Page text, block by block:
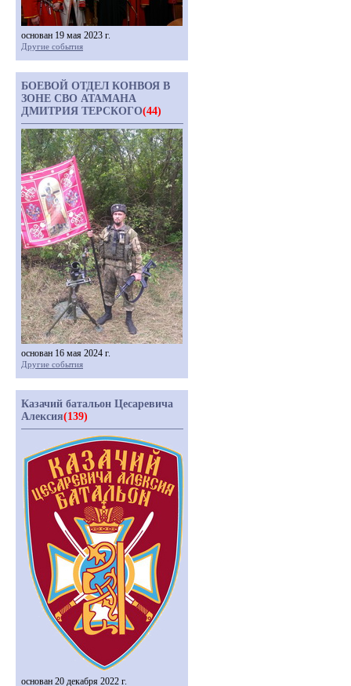
основан 19 мая 2023 г.
Другие события
БОЕВОЙ ОТДЕЛ КОНВОЯ В
ЗОНЕ СВО АТАМАНА
ДМИТРИЯ ТЕРСКОГО(44)
основан 16 мая 2024 г.
Другие события
Казачий батальон Цесаревича
Алексия(139)
основан 20 декабря 2022 г.